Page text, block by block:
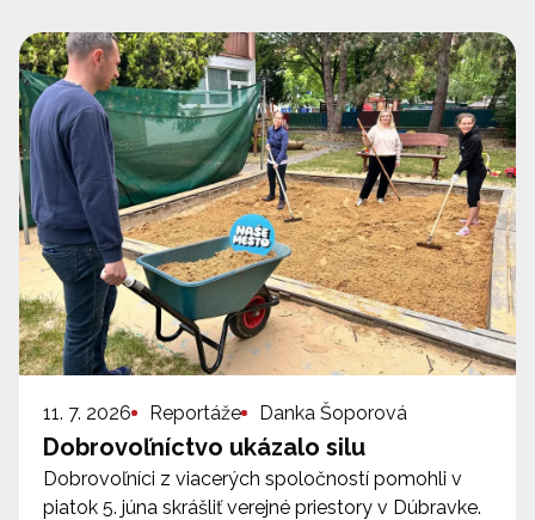
11. 7. 2026 Reportáže Danka Šoporová
Dobrovoľníctvo ukázalo silu
Dobrovoľníci z viacerých spoločností pomohli v
piatok 5. júna skrášliť verejné priestory v Dúbravke.